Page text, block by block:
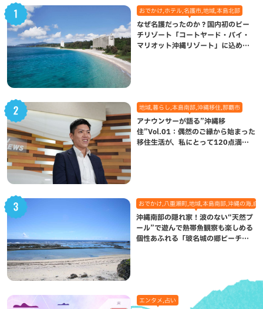
おでかけ,ホテル,名護市,地域,本島北部
なぜ名護だったのか？国内初のビー
チリゾート「コートヤード・バイ・
マリオット沖縄リゾート」に込めら
地域,暮らし,本島南部,沖縄移住,那覇市
アナウンサーが語る”沖縄移
住”Vol.01：偶然のご縁から始まった
移住生活が、私にとって120点満点
おでかけ,八重瀬町,地域,本島南部,沖縄の海,自
沖縄南部の隠れ家！波のない“天然プ
ール”で遊んで熱帯魚観察も楽しめる
個性あふれる「玻名城の郷ビーチ」
エンタメ,占い